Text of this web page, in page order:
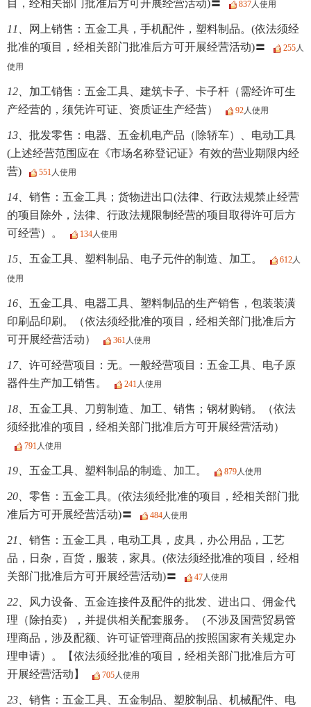
目，经相关部门批准后方可开展经营活动)〓 837人使用
11、
网上销售：五金工具，手机配件，塑料制品。(依法须经
批准的项目，经相关部门批准后方可开展经营活动)〓
255人
使用
12、 加工销售：五金工具、建筑卡子、卡子杆（需经许可生
产经营的，须凭许可证、资质证生产经营）
92人使用
13、 批发零售：电器、五金机电产品（除轿车）、电动工具
(上述经营范围应在《市场名称登记证》有效的营业期限内经
营)
551人使用
14、 销售：五金工具；货物进出口(法律、行政法规禁止经营
的项目除外，法律、行政法规限制经营的项目取得许可后方
可经营）。
134人使用
15、 五金工具、塑料制品、电子元件的制造、加工。 612人
使用
16、 五金工具、电器工具、塑料制品的生产销售，包装装潢
印刷品印刷。（依法须经批准的项目，经相关部门批准后方
可开展经营活动）
361人使用
17、 许可经营项目：无。一般经营项目：五金工具、电子原
器件生产加工销售。
241人使用
18、 五金工具、刀剪制造、加工、销售；钢材购销。（依法
须经批准的项目，经相关部门批准后方可开展经营活动）
791人使用
19、 五金工具、塑料制品的制造、加工。 879人使用
20、 零售：五金工具。(依法须经批准的项目，经相关部门批
准后方可开展经营活动)〓
484人使用
21、 销售：五金工具，电动工具，皮具，办公用品，工艺
品，日杂，百货，服装，家具。(依法须经批准的项目，经相
关部门批准后方可开展经营活动)〓
47人使用
22、
风力设备、五金连接件及配件的批发、进出口、佣金代
理（除拍卖），并提供相关配套服务。（不涉及国营贸易管
理商品，涉及配额、许可证管理商品的按照国家有关规定办
理申请）。【依法须经批准的项目，经相关部门批准后方可
开展经营活动】
705人使用
23、 销售：五金工具、五金制品、塑胶制品、机械配件、电